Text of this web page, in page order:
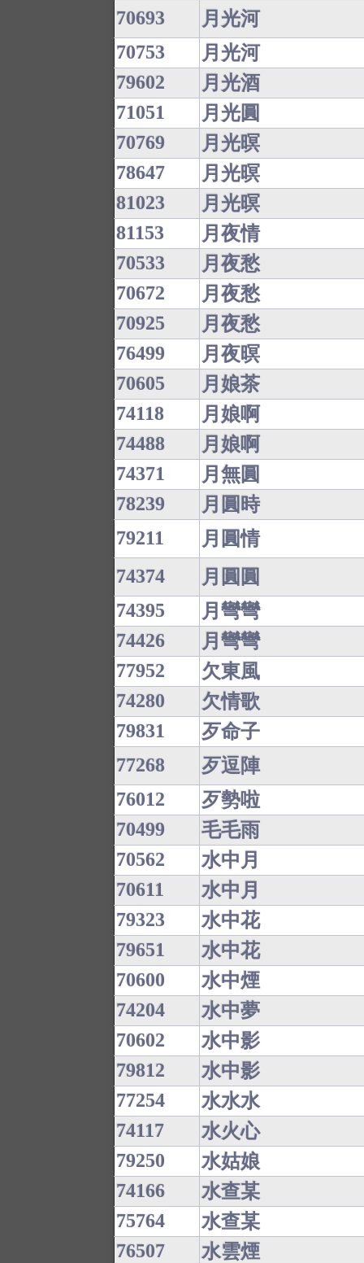
70693
月光河
70753
月光河
79602
月光酒
71051
月光圓
70769
月光暝
78647
月光暝
81023
月光暝
81153
月夜情
70533
月夜愁
70672
月夜愁
70925
月夜愁
76499
月夜暝
70605
月娘茶
74118
月娘啊
74488
月娘啊
74371
月無圓
78239
月圓時
79211
月圓情
74374
月圓圓
74395
月彎彎
74426
月彎彎
77952
欠東風
74280
欠情歌
79831
歹命子
77268
歹逗陣
76012
歹勢啦
70499
毛毛雨
70562
水中月
70611
水中月
79323
水中花
79651
水中花
70600
水中煙
74204
水中夢
70602
水中影
79812
水中影
77254
水水水
74117
水火心
79250
水姑娘
74166
水查某
75764
水查某
76507
水雲煙